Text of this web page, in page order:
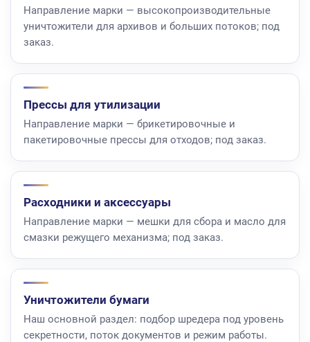
Направление марки — высокопроизводительные
уничтожители для архивов и больших потоков; под
заказ.
Прессы для утилизации
Направление марки — брикетировочные и
пакетировочные прессы для отходов; под заказ.
Расходники и аксессуары
Направление марки — мешки для сбора и масло для
смазки режущего механизма; под заказ.
Уничтожители бумаги
Наш основной раздел: подбор шредера под уровень
секретности, поток документов и режим работы.